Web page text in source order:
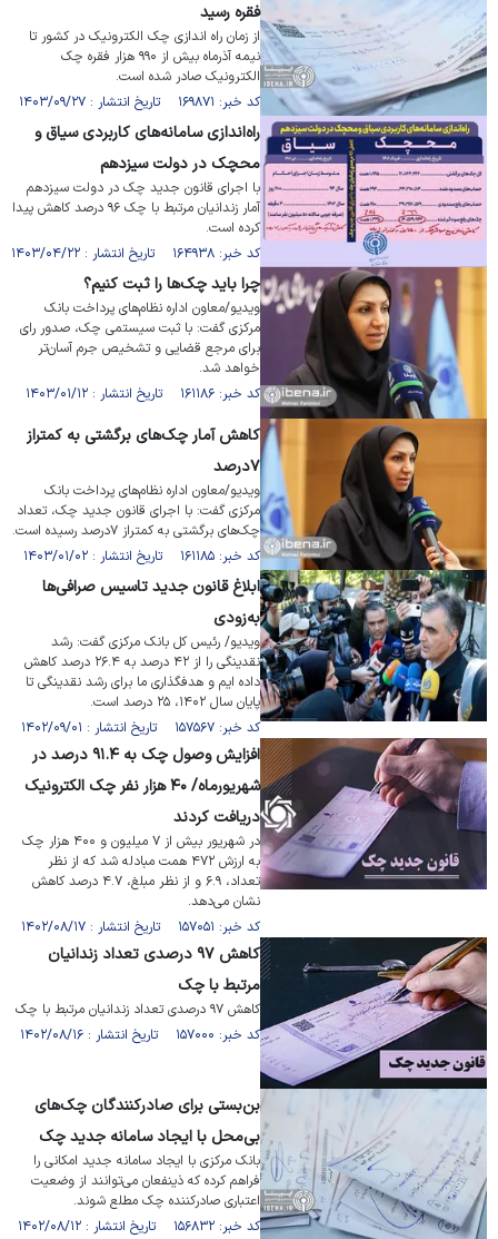
فقره رسید
از زمان راه اندازی چک الکترونیک در کشور تا
نیمه آذرماه بیش از ۹۹۰ هزار فقره چک
الکترونیک صادر شده است.
کد خبر: ۱۶۹۸۷۱ تاریخ انتشار : ۱۴۰۳/۰۹/۲۷
راه‌اندازی سامانه‌های کاربردی سیاق و
محچک در دولت سیزدهم
با اجرای قانون جدید چک در دولت سیزدهم
آمار زندانیان مرتبط با چک ۹۶ درصد کاهش پیدا
کرده است.
کد خبر: ۱۶۴۹۳۸ تاریخ انتشار : ۱۴۰۳/۰۴/۲۲
چرا باید چک‌ها را ثبت کنیم؟
ویدیو/معاون اداره نظام‌های پرداخت بانک
مرکزی گفت: با ثبت سیستمی چک، صدور رای
برای مرجع قضایی و تشخیص جرم آسان‌تر
خواهد شد.
کد خبر: ۱۶۱۱۸۶ تاریخ انتشار : ۱۴۰۳/۰۱/۱۲
کاهش آمار چک‌های برگشتی به کمتراز
۷درصد
ویدیو/معاون اداره نظام‌های پرداخت بانک
مرکزی گفت: با اجرای قانون جدید چک، تعداد
چک‌های برگشتی به کمتراز ۷درصد رسیده است.
کد خبر: ۱۶۱۱۸۵ تاریخ انتشار : ۱۴۰۳/۰۱/۰۲
ابلاغ قانون جدید تاسیس صرافی‌ها
به‌زودی
ویدیو/ رئیس کل بانک مرکزی گفت: رشد
نقدینگی را از ۴۲ درصد به ۲۶.۴ درصد کاهش
داده ایم و هدفگذاری ما برای رشد نقدینگی تا
پایان سال ۱۴۰۲، ۲۵ درصد است.
کد خبر: ۱۵۷۵۶۷ تاریخ انتشار : ۱۴۰۲/۰۹/۰۱
افزایش وصول چک به ۹۱.۴ درصد در
شهریورماه/ ۴۰ هزار نفر چک الکترونیک
دریافت کردند
در شهریور بیش از ۷ میلیون و ۴۰۰ هزار چک
به ارزش ۴۷۲ همت مبادله شد که از نظر
تعداد، ۶.۹ و از نظر مبلغ، ۴.۷ درصد کاهش
نشان می‌دهد.
کد خبر: ۱۵۷۰۵۱ تاریخ انتشار : ۱۴۰۲/۰۸/۱۷
کاهش ۹۷ درصدی تعداد زندانیان
مرتبط با چک
کاهش ۹۷ درصدی تعداد زندانیان مرتبط با چک
کد خبر: ۱۵۷۰۰۰ تاریخ انتشار : ۱۴۰۲/۰۸/۱۶
بن‌بستی برای صادرکنندگان چک‌های
بی‌محل با ایجاد سامانه جدید چک
بانک مرکزی با ایجاد سامانه جدید امکانی را
فراهم کرده که ذینفعان می‌توانند از وضعیت
اعتباری صادرکننده چک مطلع شوند.
کد خبر: ۱۵۶۸۳۲ تاریخ انتشار : ۱۴۰۲/۰۸/۱۲